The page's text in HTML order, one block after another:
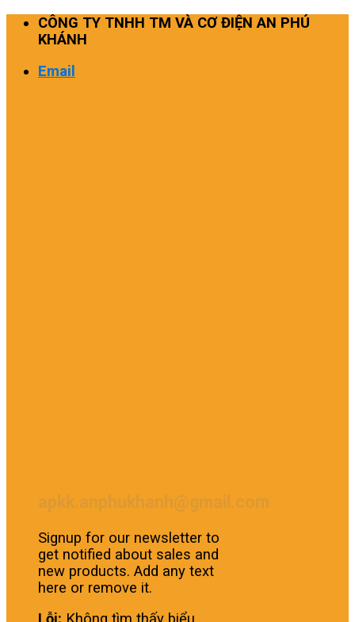
Skip
CÔNG TY TNHH TM VÀ CƠ ĐIỆN AN PHÚ
KHÁNH
Email
Signup for our newsletter to
get notified about sales and
new products. Add any text
here or remove it.
Lỗi: Không tìm thấy biểu